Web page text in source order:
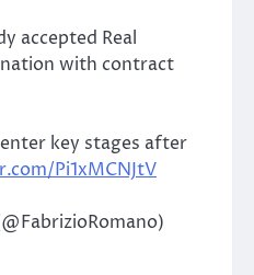
accepted Real
with contract
key stages after
Pi1xMCNJtV